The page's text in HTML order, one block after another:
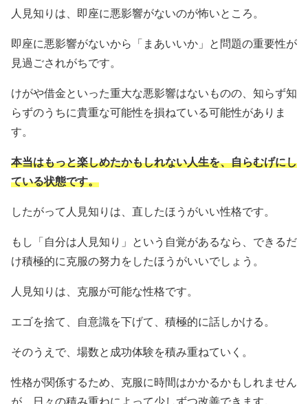
人見知りは、即座に悪影響がないのが怖いところ。
即座に悪影響がないから「まあいいか」と問題の重要性が
見過ごされがちです。
けがや借金といった重大な悪影響はないものの、知らず知
らずのうちに貴重な可能性を損ねている可能性がありま
す。
本当はもっと楽しめたかもしれない人生を、自らむげにし
ている状態です。
したがって人見知りは、直したほうがいい性格です。
もし「自分は人見知り」という自覚があるなら、できるだ
け積極的に克服の努力をしたほうがいいでしょう。
人見知りは、克服が可能な性格です。
エゴを捨て、自意識を下げて、積極的に話しかける。
そのうえで、場数と成功体験を積み重ねていく。
性格が関係するため、克服に時間はかかるかもしれません
が、日々の積み重ねによって少しずつ改善できます。